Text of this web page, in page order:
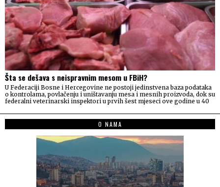
Šta se dešava s neispravnim mesom u FBiH?
U Federaciji Bosne i Hercegovine ne postoji jedinstvena baza podataka
o kontrolama, povlačenju i uništavanju mesa i mesnih proizvoda, dok su
federalni veterinarski inspektori u prvih šest mjeseci ove godine u 40
O NAMA